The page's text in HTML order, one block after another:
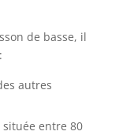
de basse, il
autres
entre 80